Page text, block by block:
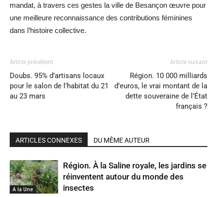
mandat, à travers ces gestes la ville de Besançon œuvre pour
une meilleure reconnaissance des contributions féminines
dans l’histoire collective.
Article précédent
Doubs. 95% d’artisans locaux
pour le salon de l’habitat du 21
au 23 mars
Article suivant
Région. 10 000 milliards
d’euros, le vrai montant de la
dette souveraine de l’État
français ?
ARTICLES CONNEXES DU MÊME AUTEUR
A la Une
Région. À la Saline royale, les jardins se
réinventent autour du monde des
insectes